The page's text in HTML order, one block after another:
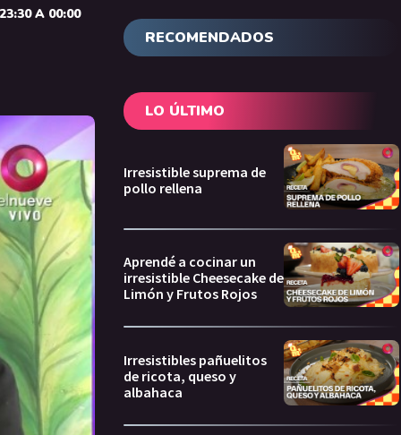
A 00:00
RECOMENDADOS
LO ÚLTIMO
Irresistible suprema de
pollo rellena
Aprendé a cocinar un
irresistible Cheesecake de
Limón y Frutos Rojos
Irresistibles pañuelitos
de ricota, queso y
albahaca